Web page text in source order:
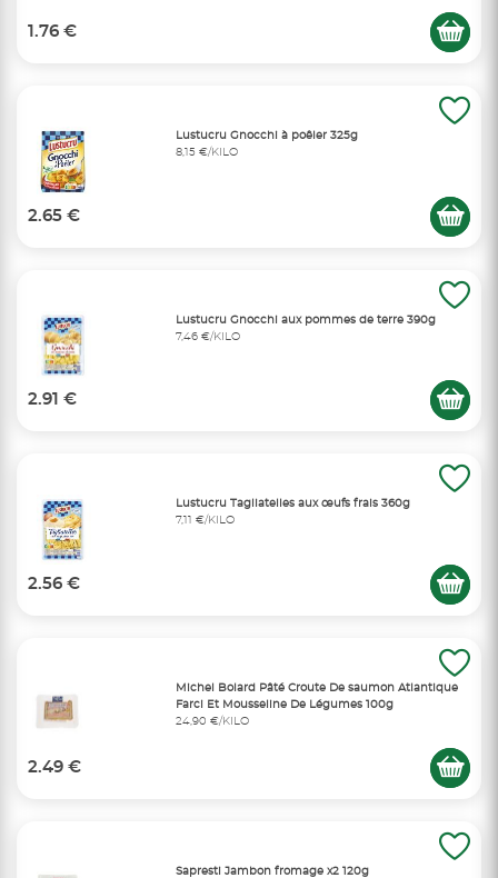
1.76 €
Lustucru Gnocchi à poêler 325g
8,15 €/KILO
2.65 €
Lustucru Gnocchi aux pommes de terre 390g
7,46 €/KILO
2.91 €
Lustucru Tagliatelles aux œufs frais 360g
7,11 €/KILO
2.56 €
Michel Bolard Pâté Croute De saumon Atlantique
Farci Et Mousseline De Légumes 100g
24,90 €/KILO
2.49 €
Sapresti Jambon fromage x2 120g